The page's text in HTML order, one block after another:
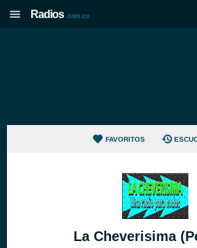
Radios .com.co
FAVORITOS
La Cheverisima